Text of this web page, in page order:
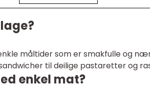
måltider som er smakfulle og
til deilige pastaretter og
enkel mat?